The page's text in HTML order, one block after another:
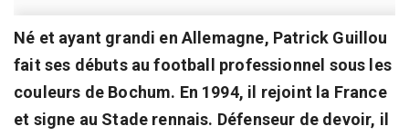
Né et ayant grandi en Allemagne, Patrick Guillou
fait ses débuts au football professionnel sous les
couleurs de Bochum. En 1994, il rejoint la France
et signe au Stade rennais. Défenseur de devoir, il